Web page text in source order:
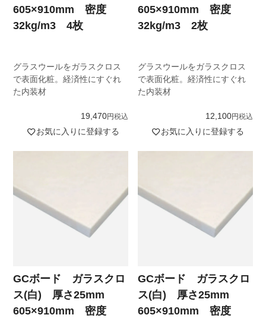
グラスウールをガラスクロス
で表面化粧。経済性にすぐれ
た内装材
605×910mm 密度
32kg/m3 4枚
19,470 税込
お気に入りに登録する
グラスウールをガラスクロス
で表面化粧。経済性にすぐれ
た内装材
605×910mm 密度
32kg/m3 2枚
12,100 税込
お気に入りに登録する
GCボード ガラスクロ
ス(白) 厚さ25mm
605×910mm 密度
GCボード ガラスクロ
ス(白) 厚さ25mm
605×910mm 密度